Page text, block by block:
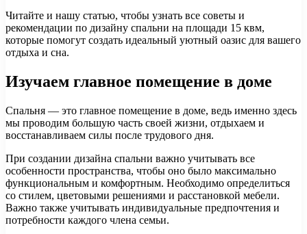
Читайте и нашу статью, чтобы узнать все советы и
рекомендации по дизайну спальни на площади 15 квм,
которые помогут создать идеальный уютный оазис для вашего
отдыха и сна.
Изучаем главное помещение в доме
Спальня — это главное помещение в доме, ведь именно здесь
мы проводим большую часть своей жизни, отдыхаем и
восстанавливаем силы после трудового дня.
При создании дизайна спальни важно учитывать все
особенности пространства, чтобы оно было максимально
функциональным и комфортным. Необходимо определиться
со стилем, цветовыми решениями и расстановкой мебели.
Важно также учитывать индивидуальные предпочтения и
потребности каждого члена семьи.